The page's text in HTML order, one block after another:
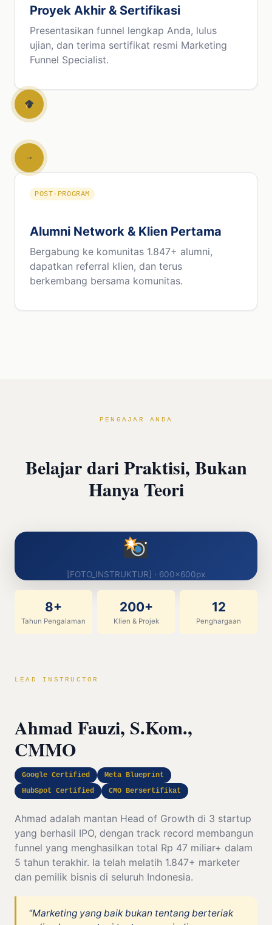
Proyek Akhir & Sertifikasi
Presentasikan funnel lengkap Anda, lulus
ujian, dan terima sertifikat resmi Marketing
Funnel Specialist.
→
POST-PROGRAM
Alumni Network & Klien Pertama
Bergabung ke komunitas 1.847+ alumni,
dapatkan referral klien, dan terus
berkembang bersama komunitas.
PENGAJAR ANDA
Belajar dari Praktisi, Bukan
Hanya Teori
[FOTO_INSTRUKTUR] · 600×600px
8+
Tahun Pengalaman
200+
Klien & Projek
12
Penghargaan
LEAD INSTRUCTOR
Ahmad Fauzi, S.Kom.,
CMMO
Google Certified
Meta Blueprint
HubSpot Certified
CMO Bersertifikat
Ahmad adalah mantan Head of Growth di 3 startup
yang berhasil IPO, dengan track record membangun
funnel yang menghasilkan total Rp 47 miliar+ dalam
5 tahun terakhir. Ia telah melatih 1.847+ marketer
dan pemilik bisnis di seluruh Indonesia.
"Marketing yang baik bukan tentang berteriak